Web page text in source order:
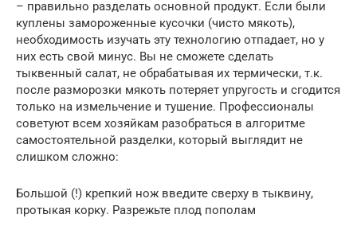
– правильно разделать основной продукт. Если были
куплены замороженные кусочки (чисто мякоть),
необходимость изучать эту технологию отпадает, но у
них есть свой минус. Вы не сможете сделать
тыквенный салат, не обрабатывая их термически, т.к.
после разморозки мякоть потеряет упругость и сгодится
только на измельчение и тушение. Профессионалы
советуют всем хозяйкам разобраться в алгоритме
самостоятельной разделки, который выглядит не
слишком сложно:
Большой (!) крепкий нож введите сверху в тыквину,
протыкая корку. Разрежьте плод пополам